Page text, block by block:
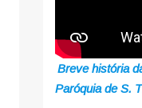
Breve história
Paróquia de S.